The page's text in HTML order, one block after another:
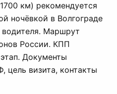
км) рекомендуется
ночёвкой в Волгограде
Маршрут
России. КПП
Документы
цель визита, контакты